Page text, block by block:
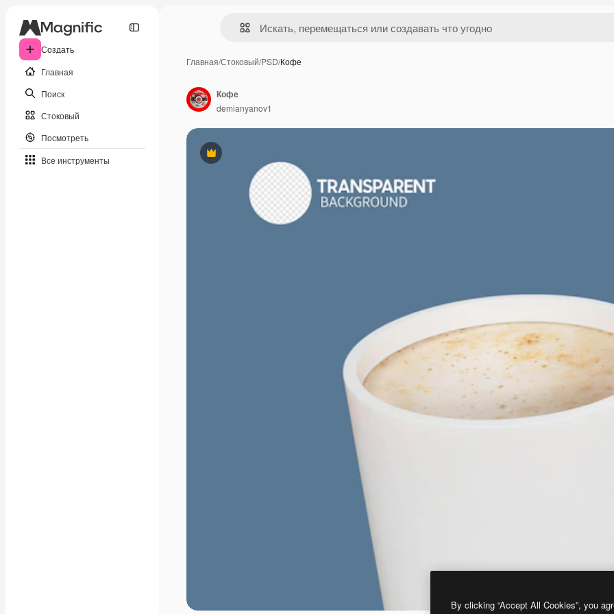
Создать
Главная
Поиск
Стоковый
Посмотреть
Все инструменты
Главная/Стоковый/PSD/Кофе
Премиум
Кофе
demianyanov1
By clicking “Accept All Cookies”, you